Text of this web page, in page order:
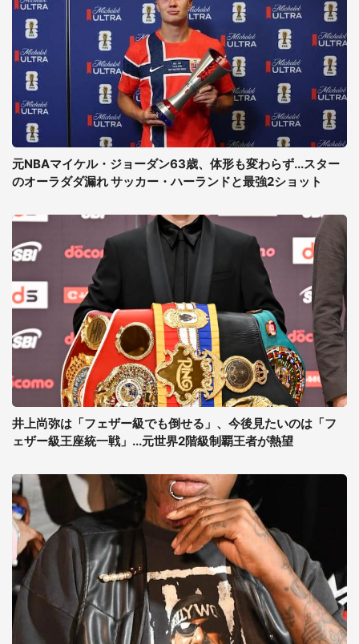
元NBAマイケル・ジョーダン63歳、体形も変わらず...スター
のオーラダダ漏れ サッカー・ハーランドと最強2ショット
井上尚弥は「フェザー級でも倒せる」、今後見たいのは「フ
ェザー級王座統一戦」...元世界2階級制覇王者が熱望